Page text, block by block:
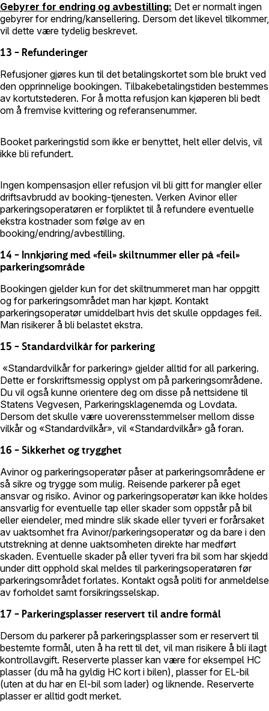
Gebyrer for endring og avbestilling: Det er normalt ingen
gebyrer for endring/kansellering. Dersom det likevel tilkommer,
vil dette være tydelig beskrevet.
13 – Refunderinger
Refusjoner gjøres kun til det betalingskortet som ble brukt ved
den opprinnelige bookingen. Tilbakebetalingstiden bestemmes
av kortutstederen. For å motta refusjon kan kjøperen bli bedt
om å fremvise kvittering og referansenummer.
Booket parkeringstid som ikke er benyttet, helt eller delvis, vil
ikke bli refundert.
Ingen kompensasjon eller refusjon vil bli gitt for mangler eller
driftsavbrudd av booking-tjenesten. Verken Avinor eller
parkeringsoperatøren er forpliktet til å refundere eventuelle
ekstra kostnader som følge av en
booking/endring/avbestilling.
14 – Innkjøring med «feil» skiltnummer eller på «feil»
parkeringsområde
Bookingen gjelder kun for det skiltnummeret man har oppgitt
og for parkeringsområdet man har kjøpt. Kontakt
parkeringsoperatør umiddelbart hvis det skulle oppdages feil.
Man risikerer å bli belastet ekstra.
15 – Standardvilkår for parkering
«Standardvilkår for parkering» gjelder alltid for all parkering.
Dette er forskriftsmessig opplyst om på parkeringsområdene.
Du vil også kunne orientere deg om disse på nettsidene til
Statens Vegvesen, Parkeringsklagenemda og Lovdata.
Dersom det skulle være uoverensstemmelser mellom disse
vilkår og «Standardvilkår», vil «Standardvilkår» gå foran.
16 – Sikkerhet og trygghet
Avinor og parkeringsoperatør påser at parkeringsområdene er
så sikre og trygge som mulig. Reisende parkerer på eget
ansvar og risiko. Avinor og parkeringsoperatør kan ikke holdes
ansvarlig for eventuelle tap eller skader som oppstår på bil
eller eiendeler, med mindre slik skade eller tyveri er forårsaket
av uaktsomhet fra Avinor/parkeringsoperatør og da bare i den
utstrekning at denne uaktsomheten direkte har medført
skaden. Eventuelle skader på eller tyveri fra bil som har skjedd
under ditt opphold skal meldes til parkeringsoperatøren før
parkeringsområdet forlates. Kontakt også politi for anmeldelse
av forholdet samt forsikringsselskap.
17 – Parkeringsplasser reservert til andre formål
Dersom du parkerer på parkeringsplasser som er reservert til
bestemte formål, uten å ha rett til det, vil man risikere å bli ilagt
kontrollavgift. Reserverte plasser kan være for eksempel HC
plasser (du må ha gyldig HC kort i bilen), plasser for EL-bil
(uten at du har en El-bil som lader) og liknende. Reserverte
plasser er alltid godt merket.